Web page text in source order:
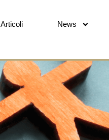
Articoli News